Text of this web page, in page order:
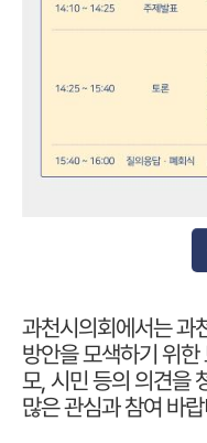
과천시의회에서는 과
방안을 모색하기 위
모, 시민 등의 의견을
많은 관심과 참여 바